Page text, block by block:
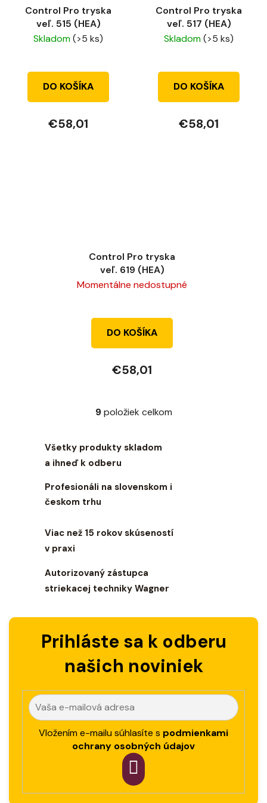
Control Pro tryska
veľ. 515 (HEA)
Skladom(>5 ks)
DO KOŠÍKA
€58,01
Control Pro tryska
veľ. 517 (HEA)
Skladom(>5 ks)
DO KOŠÍKA
€58,01
Control Pro tryska
veľ. 619 (HEA)
Momentálne nedostupné
DO KOŠÍKA
€58,01
O
l
a
p
k
y
ý
i
u
9položiek celkom
Všetky produkty skladom
a ihneď k odberu
Profesionáli na slovenskom i
českom trhu
Viac než 15 rokov skúseností
v praxi
Autorizovaný zástupca
striekacej techniky Wagner
Prihláste sa k odberu
našich noviniek
Vložením e-mailu súhlasíte s podmienkami
ochrany osobných údajov
PRIHLÁSIT